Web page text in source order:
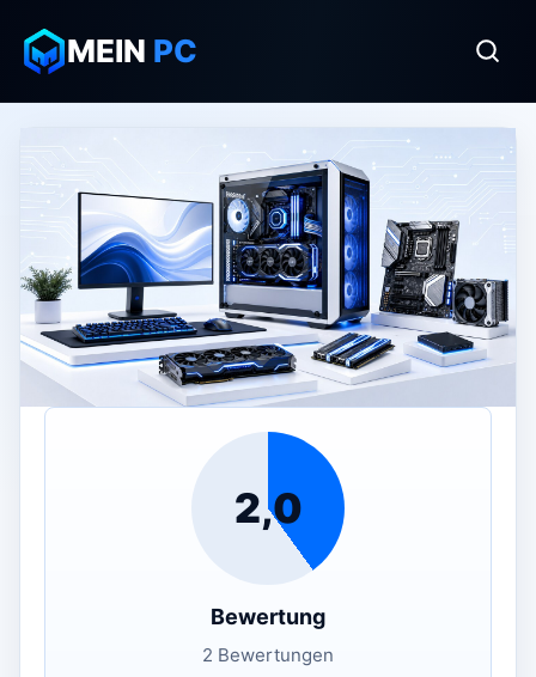
MEIN PC
2,0
Bewertung
2 Bewertungen